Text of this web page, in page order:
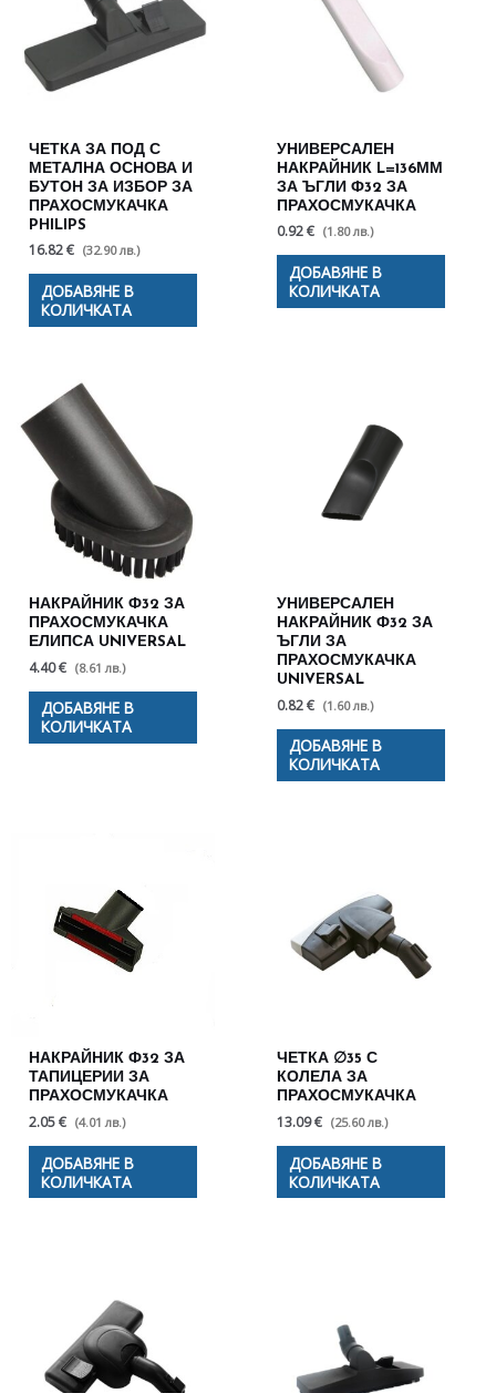
ЧЕТКА ЗА ПОД С
МЕТАЛНА ОСНОВА И
БУТОН ЗА ИЗБОР ЗА
ПРАХОСМУКАЧКА
PHILIPS
16.82 € (32.90 лв.)
ДОБАВЯНЕ В
КОЛИЧКАТА
УНИВЕРСАЛЕН
НАКРАЙНИК L=136ММ
ЗА ЪГЛИ Ф32 ЗА
ПРАХОСМУКАЧКА
0.92 € (1.80 лв.)
ДОБАВЯНЕ В
КОЛИЧКАТА
НАКРАЙНИК Ф32 ЗА
ПРАХОСМУКАЧКА
ЕЛИПСА UNIVERSAL
4.40 € (8.61 лв.)
ДОБАВЯНЕ В
КОЛИЧКАТА
УНИВЕРСАЛЕН
НАКРАЙНИК Ф32 ЗА
ЪГЛИ ЗА
ПРАХОСМУКАЧКА
UNIVERSAL
0.82 € (1.60 лв.)
ДОБАВЯНЕ В
КОЛИЧКАТА
НАКРАЙНИК Ф32 ЗА
ТАПИЦЕРИИ ЗА
ПРАХОСМУКАЧКА
2.05 € (4.01 лв.)
ДОБАВЯНЕ В
КОЛИЧКАТА
ЧЕТКА ∅35 С
КОЛЕЛА ЗА
ПРАХОСМУКАЧКА
13.09 € (25.60 лв.)
ДОБАВЯНЕ В
КОЛИЧКАТА